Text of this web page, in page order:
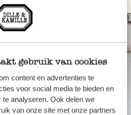
gebruik van cookies
content en advertenties te
voor social media te bieden en
analyseren. Ook delen we
van onze site met onze partners